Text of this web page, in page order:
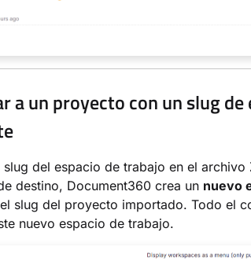
a un proyecto con un slug
slug del espacio de trabajo en el archivo
destino, Document360 crea un nuevo
slug del proyecto importado. Todo el
nuevo espacio de trabajo.